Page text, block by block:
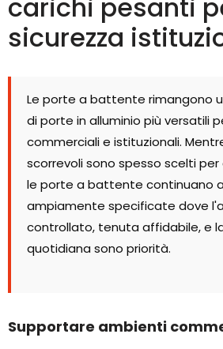
carichi pesanti
sicurezza
Le porte a battente rimangono
di porte in alluminio più versatili
commerciali e istituzionali.
scorrevoli sono spesso scelti
le porte a battente continuano
ampiamente specificate dove
controllato, tenuta affidabile, e
quotidiana sono priorità.
Supportare ambienti